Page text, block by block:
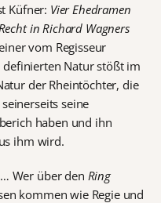
Küfner: Vier Ehedramen
in Richard Wagners
vom Regisseur
Natur stößt im
der Rheintöchter, die
seine
haben und ihn
ihm wird.
Wer über den Ring
kommen wie Regie und